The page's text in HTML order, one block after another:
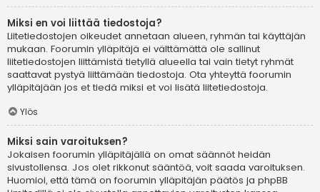
Miksi en voi liittää tiedostoja?
Liitetiedostojen oikeudet annetaan alueen, ryhmän tai käyttäjän
mukaan. Foorumin ylläpitäjä ei välttämättä ole sallinut
liitetiedostojen liittämistä tietyllä alueella tai vain tietyt ryhmät
saattavat pystyä liittämään tiedostoja. Ota yhteyttä foorumin
ylläpitäjään jos et tiedä miksi et voi lisätä liitetiedostoja.
Ylös
Miksi sain varoituksen?
Jokaisen foorumin ylläpitäjällä on omat säännöt heidän
sivustollensa. Jos olet rikkonut sääntöä, voit saada varoituksen.
Huomioi, että tämä on foorumin ylläpitäjän päätös ja phpBB